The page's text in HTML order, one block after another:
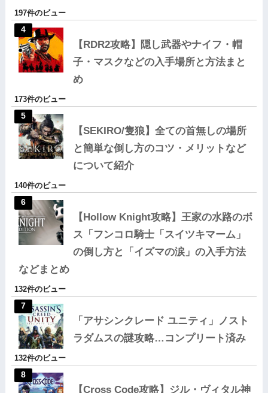
197件のビュー
【RDR2攻略】隠し武器やナイフ・帽
子・マスクなどの入手場所と方法まと
め
173件のビュー
【SEKIRO/隻狼】全ての首無しの場所
と簡単な倒し方のコツ・メリットなど
について紹介
140件のビュー
【Hollow Knight攻略】王家の水路のボ
ス「フンコロ騎士「スイツキマーム」
の倒し方と「イズマの涙」の入手方法
などまとめ
132件のビュー
「アサシンクレード ユニティ」ノスト
ラダムスの謎攻略…コンプリート済み
132件のビュー
【Cross Code攻略】ジル・ヴィタル神